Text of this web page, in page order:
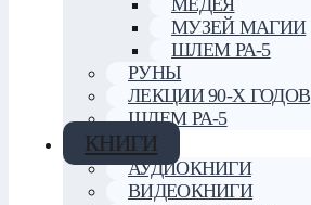
МЕДЕЯ
МУЗЕЙ МАГИИ
ШЛЕМ РА-5
РУНЫ
ЛЕКЦИИ 90-Х ГОДОВ
ШЛЕМ РА-5
КНИГИ
АУДИОКНИГИ
ВИДЕОКНИГИ